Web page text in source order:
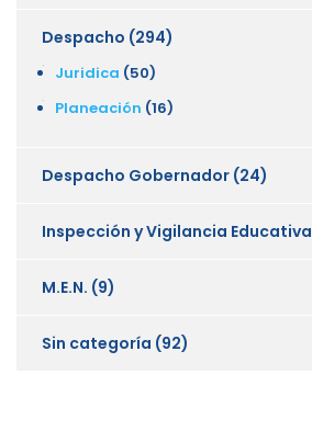
Despacho (294)
Juridica (50)
Planeación (16)
Despacho Gobernador (24)
Inspección y Vigilancia Educativa
M.E.N. (9)
Sin categoría (92)